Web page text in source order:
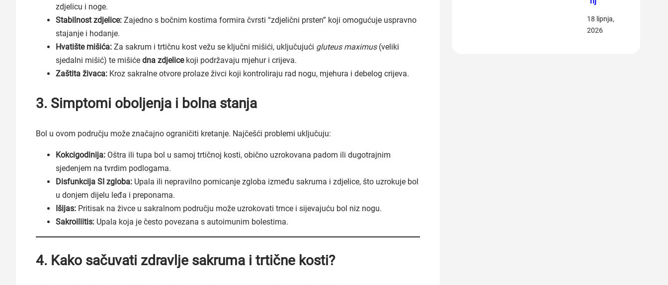
zdjelicu i noge.
Stabilnost zdjelice: Zajedno s bočnim kostima formira čvrsti “zdjelični prsten” koji omogućuje uspravno
stajanje i hodanje.
Hvatište mišića: Za sakrum i trtičnu kost vežu se ključni mišići, uključujući gluteus maximus(veliki
sjedalni mišić) te mišiće dna zdjelicekoji podržavaju mjehur i crijeva.
Zaštita živaca: Kroz sakralne otvore prolaze živci koji kontroliraju rad nogu, mjehura i debelog crijeva.
3. Simptomi oboljenja i bolna stanja
Bol u ovom području može značajno ograničiti kretanje. Najčešći problemi uključuju:
Kokcigodinija: Oštra ili tupa bol u samoj trtičnoj kosti, obično uzrokovana padom ili dugotrajnim
sjedenjem na tvrdim podlogama.
Disfunkcija SI zgloba: Upala ili nepravilno pomicanje zgloba između sakruma i zdjelice, što uzrokuje bol
u donjem dijelu leđa i preponama.
Išijas: Pritisak na živce u sakralnom području može uzrokovati trnce i sijevajuću bol niz nogu.
Sakroiliitis: Upala koja je često povezana s autoimunim bolestima.
4. Kako sačuvati zdravlje sakruma i trtične kosti?
18 lipnja,
2026